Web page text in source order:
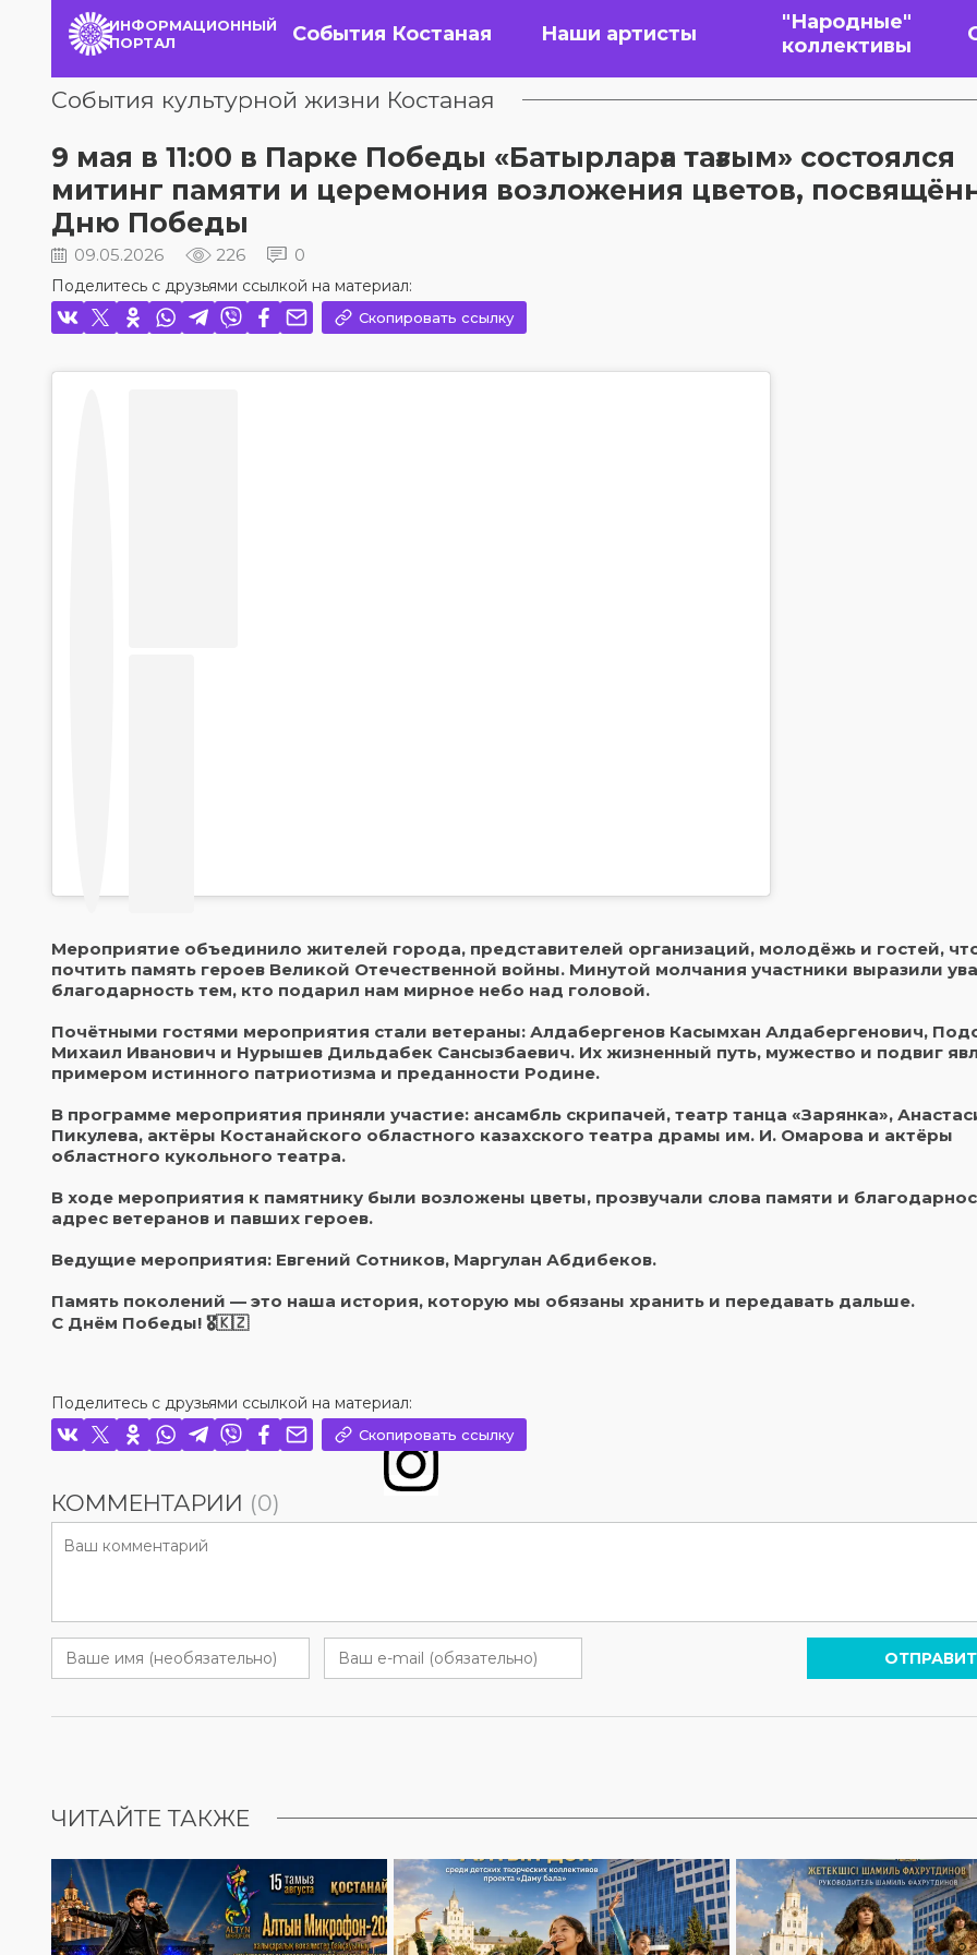
ИНФОРМАЦИОННЫЙ
ПОРТАЛ
События Костаная Наши артисты
"Народные"
коллективы
События культурной жизни Костаная
9 мая в 11:00 в Парке Победы «Батырларға тағзым» состоялся
митинг памяти и церемония возложения цветов,
Дню Победы
09.05.2026 226 0
Поделитесь с друзьями ссылкой на материал:
Скопировать ссылку
Мероприятие объединило жителей города, представителей организаций, молодёжь и гостей,
почтить память героев Великой Отечественной войны. Минутой молчания участники выразили
благодарность тем, кто подарил нам мирное небо над головой.
Почётными гостями мероприятия стали ветераны: Алдабергенов Касымхан Алдабергенович,
Михаил Иванович и Нурышев Дильдабек Сансызбаевич. Их жизненный путь, мужество и подвиг
примером истинного патриотизма и преданности Родине.
В программе мероприятия приняли участие: ансамбль скрипачей, театр танца «Зарянка»,
Пикулева, актёры Костанайского областного казахского театра драмы им. И. Омарова и актёры
областного кукольного театра.
В ходе мероприятия к памятнику были возложены цветы, прозвучали слова памяти и
адрес ветеранов и павших героев.
Ведущие мероприятия: Евгений Сотников, Маргулан Абдибеков.
Память поколений — это наша история, которую мы обязаны хранить и передавать дальше.
С Днём Победы! 🎖️🇰🇿
Поделитесь с друзьями ссылкой на материал:
Скопировать ссылку
КОММЕНТАРИИ (0)
ЧИТАЙТЕ ТАКЖЕ